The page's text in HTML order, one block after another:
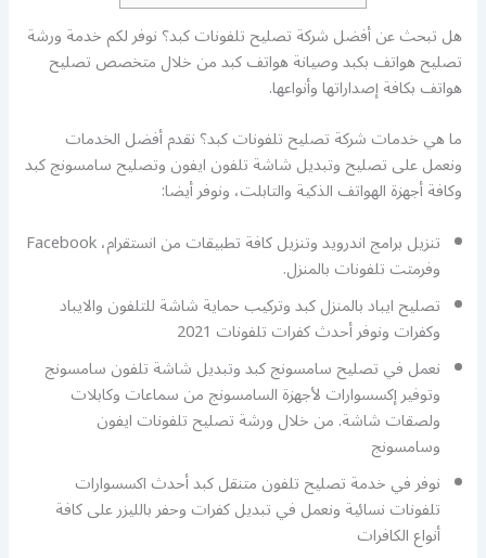
هل تبحث عن أفضل شركة تصليح تلفونات كبد؟ نوفر لكم خدمة ورشة
تصليح هواتف بكبد وصيانة هواتف كبد من خلال متخصص تصليح
هواتف بكافة إصداراتها وأنواعها.
ما هي خدمات شركة تصليح تلفونات كبد؟ نقدم أفضل الخدمات
ونعمل على تصليح وتبديل شاشة تلفون ايفون وتصليح سامسونج كبد
وكافة أجهزة الهواتف الذكية والتابلت، ونوفر أيضا:
تنزيل برامج اندرويد وتنزيل كافة تطبيقات من انستقرام، Facebook
وفرمتت تلفونات بالمنزل.
تصليح ايباد بالمنزل كبد وتركيب حماية شاشة للتلفون والايباد
وكفرات ونوفر أحدث كفرات تلفونات 2021
نعمل في تصليح سامسونج كبد وتبديل شاشة تلفون سامسونج
وتوفير إكسسوارات لأجهزة السامسونج من سماعات وكابلات
ولصقات شاشة. من خلال ورشة تصليح تلفونات ايفون
وسامسونج
نوفر في خدمة تصليح تلفون متنقل كبد أحدث اكسسوارات
تلفونات نسائية ونعمل في تبديل كفرات وحفر بالليزر على كافة
أنواع الكافرات